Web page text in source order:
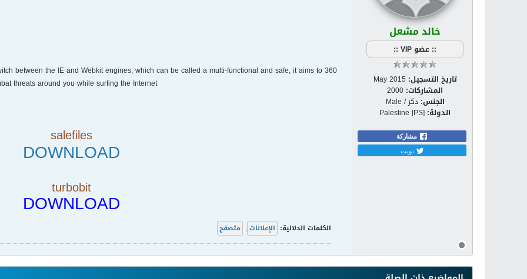
خالد مشعل
:: عضو VIP ::
تاريخ التسجيل: May 2015
المشاركات: 2000
الجنس: ذكر / Male
الدولة: Palestine [PS]
مشاركة
تويت
between the IE and Webkit engines, which can be called a multi-functional and safe, it aims to
threats around you while surfing the Internet.
salefiles
DOWNLOAD
turbobit
DOWNLOAD
الكلمات الدلالية: الإعلانات , متصفح